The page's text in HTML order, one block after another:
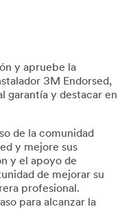
y apruebe la
3M Endorsed,
garantía y destacar en
de la comunidad
y mejore sus
y el apoyo de
de mejorar su
profesional.
para alcanzar la